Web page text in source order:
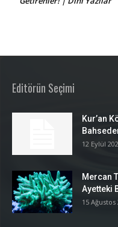
Editörün Seçimi
Kur’an
12 Eylül
Mercan
Ayetteki
15 Ağustos